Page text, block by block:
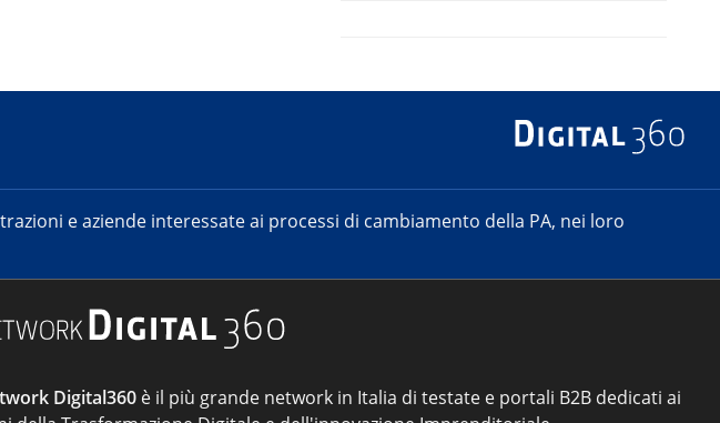
e aziende interessate ai processi di cambiamento della PA, nei loro
Digital360 è il più grande network in Italia di testate e portali B2B dedicati ai